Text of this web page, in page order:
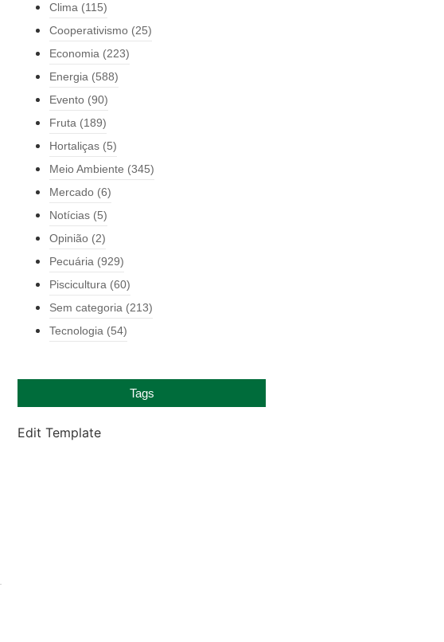
Clima (115)
Cooperativismo (25)
Economia (223)
Energia (588)
Evento (90)
Fruta (189)
Hortaliças (5)
Meio Ambiente (345)
Mercado (6)
Notícias (5)
Opinião (2)
Pecuária (929)
Piscicultura (60)
Sem categoria (213)
Tecnologia (54)
Tags
Edit Template